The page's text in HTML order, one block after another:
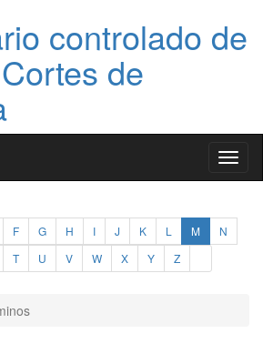
controlado de
de
F G H I J K L M
N
T U V W X Y Z